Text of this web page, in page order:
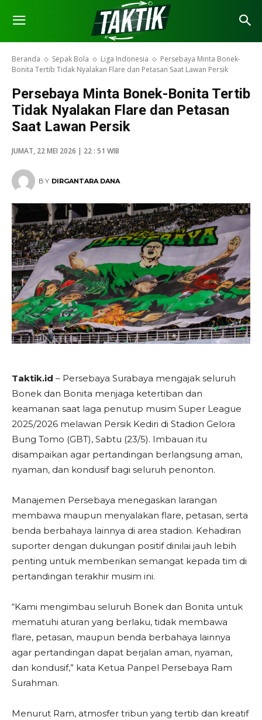
Beranda Sepak Bola Liga Indonesia
Persebaya Minta Bonek-
Bonita Tertib Tidak Nyalakan Flare dan Petasan Saat Lawan Persik
Persebaya Minta Bonek-Bonita Tertib
Tidak Nyalakan Flare dan Petasan
Saat Lawan Persik
JUMAT, 22 MEI 2026 | 22 : 51 WIB
BY DIRGANTARA DANA
Taktik.id – Persebaya Surabaya mengajak seluruh
Bonek dan Bonita menjaga ketertiban dan
keamanan saat laga penutup musim Super League
2025/2026 melawan Persik Kediri di Stadion Gelora
Bung Tomo (GBT), Sabtu (23/5). Imbauan itu
disampaikan agar pertandingan berlangsung aman,
nyaman, dan kondusif bagi seluruh penonton.
Manajemen Persebaya menegaskan larangan
membawa maupun menyalakan flare, petasan, serta
benda berbahaya lainnya di area stadion. Kehadiran
suporter dengan dukungan positif dinilai jauh lebih
penting untuk memberikan semangat kepada tim di
pertandingan terakhir musim ini.
“Kami mengimbau seluruh Bonek dan Bonita untuk
mematuhi aturan yang berlaku, tidak membawa
flare, petasan, maupun benda berbahaya lainnya
agar pertandingan dapat berjalan aman, nyaman,
dan kondusif,” kata Ketua Panpel Persebaya Ram
Surahman.
Menurut Ram, atmosfer tribun yang tertib dan kreatif